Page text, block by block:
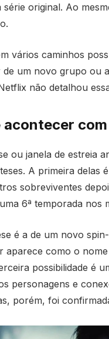
série original. Ao
vários caminhos
um novo grupo ou
não detalhou
acontecer
ou janela de estreia
A primeira delas
sobreviventes
6ª temporada nos
é a de um novo
aparece como o
possibilidade é
personagens e
porém, foi